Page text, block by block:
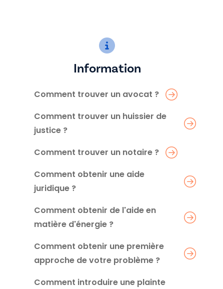
Information
Comment trouver un avocat ?
Comment trouver un huissier de
justice ?
Comment trouver un notaire ?
Comment obtenir une aide
juridique ?
Comment obtenir de l'aide en
matière d'énergie ?
Comment obtenir une première
approche de votre problème ?
Comment introduire une plainte